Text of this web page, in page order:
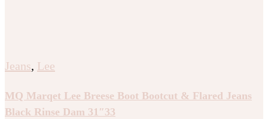
Jeans, Lee
MQ Marqet Lee Breese Boot Bootcut & Flared Jeans
Black Rinse Dam 31″33